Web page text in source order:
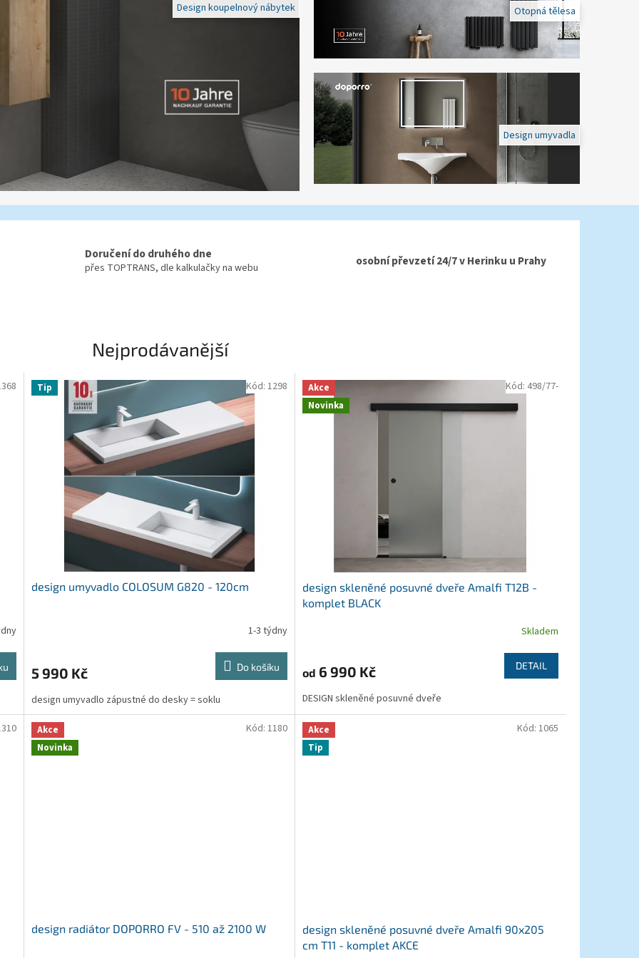
Design koupelnový nábytek Otopná tělesa
Design umyvadla
Doručení do druhého dne
přes TOPTRANS, dle kalkulačky na webu osobní převzetí 24/7 v Herinku u Prahy
Nejprodávanější
Tip
design umyvadlo COLOSUM G820 - 120cm
1-3 týdny
5 990 Kč Do košíku
design umyvadlo zápustné do desky = soklu
Kód: 1298
Akce
Novinka
design skleněné posuvné dveře Amalfi T12B -
komplet BLACK
je
z
5
hvězdiček.
Skladem
od 6 990 Kč DETAIL
DESIGN skleněné posuvné dveře
Kód: 498/77-
Akce
Novinka
design radiátor DOPORRO FV - 510 až 2100 W
Kód: 1180
Akce
Tip
design skleněné posuvné dveře Amalfi 90x205
cm T11 - komplet AKCE
Kód: 1065